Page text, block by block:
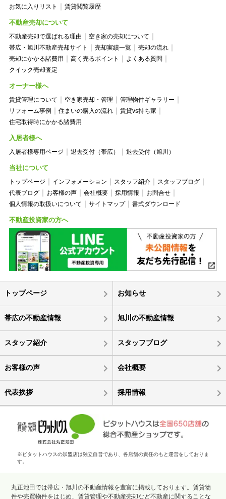
お気に入りリスト
賃貸閲覧履歴
不動産売却について
不動産売却で選ばれる理由
空き家の売却について
帯広・旭川不動産売却サイト
売却実績一覧
売却の流れ
売却にかかる諸費用
高く売るポイント
よくある質問
クイック売却査定
オーナー様へ
賃貸管理について 空き家売却・管理
管理物件ギャラリー
リフォーム事例
住まいの購入の流れ
賃貸vs持ち家
住宅取得時にかかる諸費用
入居者様へ
入居者様専用ページ 退去受付（帯広） 退去受付（旭川）
当社について
トップページ インフォメーション スタッフ紹介
スタッフブログ
代表ブログ
お客様の声 会社概要 採用情報
お問合せ
個人情報の取扱いについて
サイトマップ 書式ダウンロード
不動産投資家の方へ
トップページ お知らせ
帯広の不動産情報 旭川の不動産情報
スタッフ紹介 スタッフブログ
お客様の声 会社概要
代表挨拶 採用情報
※ピタットハウスの加盟店は独立自営であり、各店舗の責任のもと運営をしておりま
す。
丸正池田では帯広・旭川の不動産情報を豊富に掲載しております。賃貸物
件や売買物件をはじめ、賃貸管理や不動産売却など不動産に関することな